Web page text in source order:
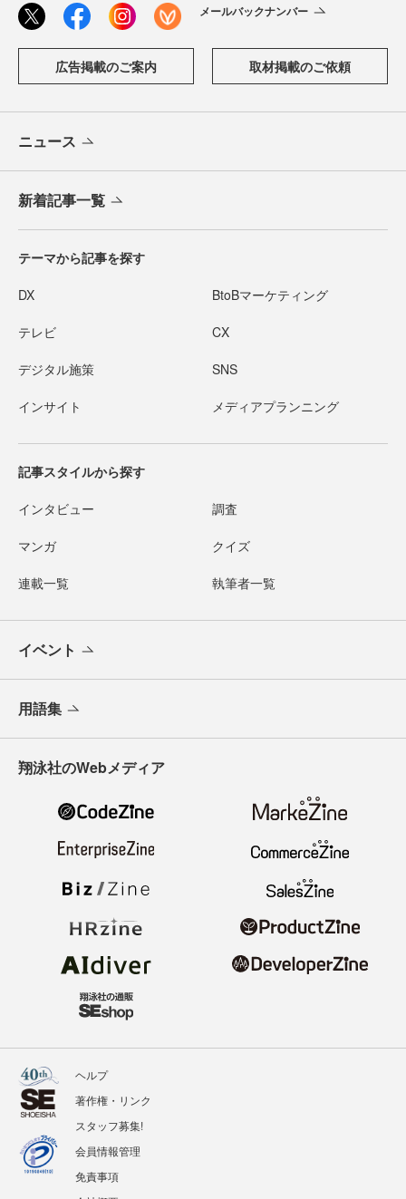
メールバックナンバー
広告掲載のご案内 取材掲載のご依頼
ニュース
新着記事一覧
テーマから記事を探す
DX BtoBマーケティング
テレビ CX
デジタル施策 SNS
インサイト メディアプランニング
記事スタイルから探す
インタビュー 調査
マンガ クイズ
連載一覧 執筆者一覧
イベント
用語集
翔泳社のWebメディア
ヘルプ
著作権・リンク
スタッフ募集!
会員情報管理
免責事項